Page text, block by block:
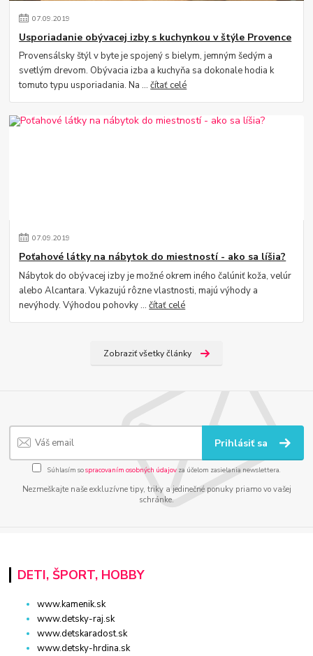
07.09.2019
Usporiadanie obývacej izby s kuchynkou v štýle Provence
Provensálsky štýl v byte je spojený s bielym, jemným šedým a
svetlým drevom. Obývacia izba a kuchyňa sa dokonale hodia k
tomuto typu usporiadania. Na ...čítať celé
07.09.2019
Poťahové látky na nábytok do miestností - ako sa líšia?
Nábytok do obývacej izby je možné okrem iného čalúniť koža, velúr
alebo Alcantara. Vykazujú rôzne vlastnosti, majú výhody a
nevýhody. Výhodou pohovky ...čítať celé
Zobraziť všetky články
Prihlásiť sa
Súhlasím sospracovaním osobných údajov za účelom zasielania newslettera.
Nezmeškajte naše exkluzívne tipy, triky a jedinečné ponuky priamo vo vašej
schránke.
DETI, ŠPORT, HOBBY
www.kamenik.sk
www.detsky-raj.sk
www.detskaradost.sk
www.detsky-hrdina.sk